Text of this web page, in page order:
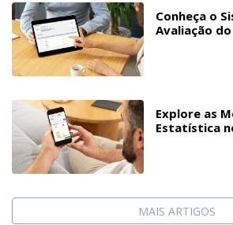
Conheça o
Avaliação
Explore as
Estatística
MAIS ARTIGOS